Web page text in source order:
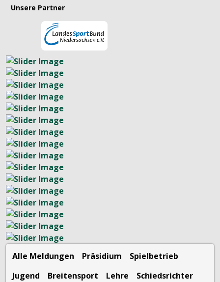
Unsere Partner
Alle Meldungen Präsidium
Spielbetrieb
Jugend
Breitensport Lehre
Schiedsrichter